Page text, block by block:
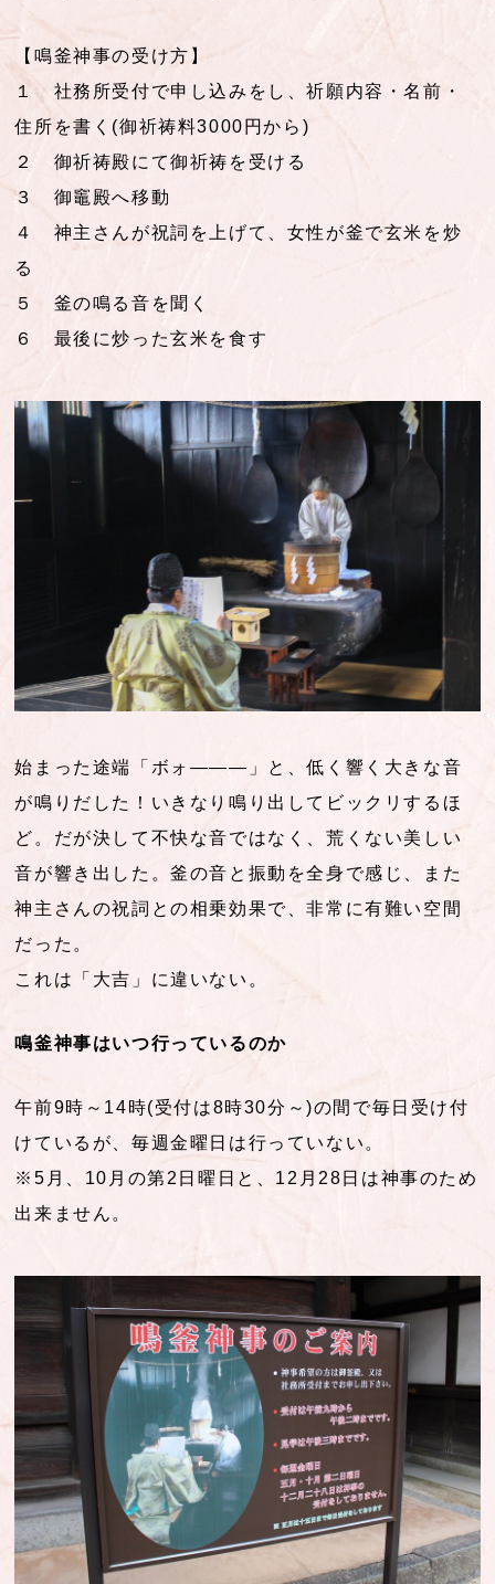
【鳴釜神事の受け方】
１ 社務所受付で申し込みをし、祈願内容・名前・
住所を書く(御祈祷料3000円から)
２ 御祈祷殿にて御祈祷を受ける
３ 御竈殿へ移動
４ 神主さんが祝詞を上げて、女性が釜で玄米を炒
る
５ 釜の鳴る音を聞く
６ 最後に炒った玄米を食す
始まった途端「ボォ―――」と、低く響く大きな音
が鳴りだした！いきなり鳴り出してビックリするほ
ど。だが決して不快な音ではなく、荒くない美しい
音が響き出した。釜の音と振動を全身で感じ、また
神主さんの祝詞との相乗効果で、非常に有難い空間
だった。
これは「大吉」に違いない。
鳴釜神事はいつ行っているのか
午前9時～14時(受付は8時30分～)の間で毎日受け付
けているが、毎週金曜日は行っていない。
※5月、10月の第2日曜日と、12月28日は神事のため
出来ません。